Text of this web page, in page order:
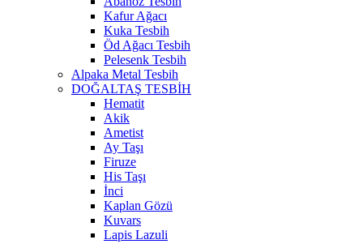
Kafur Ağacı
Kuka Tesbih
Öd Ağacı Tesbih
Pelesenk Tesbih
Alpaka Metal Tesbih
DOĞALTAŞ TESBİH
Hematit
Akik
Ametist
Ay Taşı
Firuze
His Taşı
İnci
Kaplan Gözü
Kuvars
Lapis Lazuli